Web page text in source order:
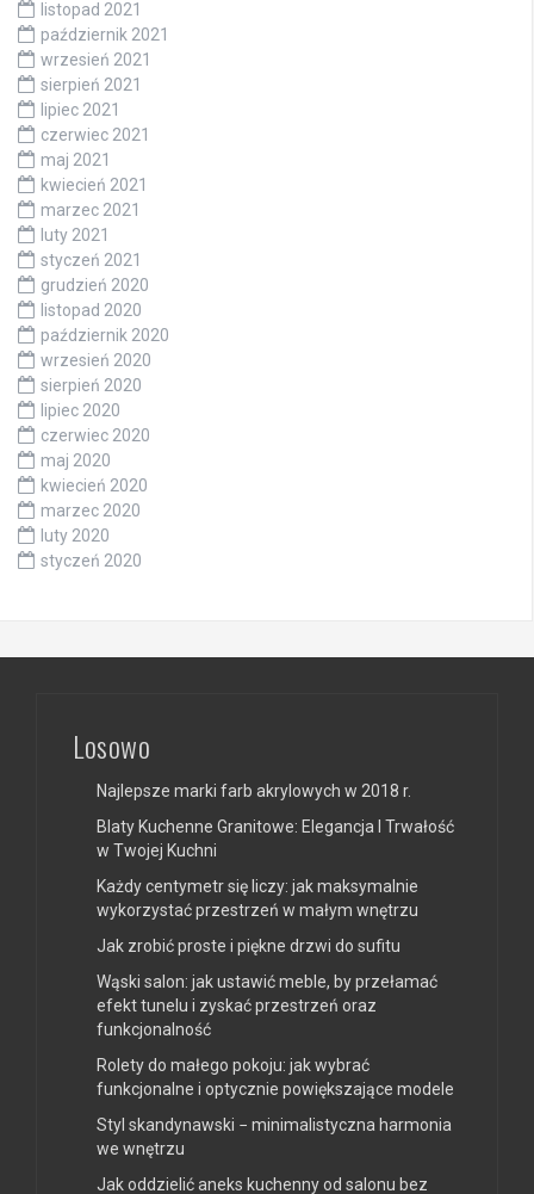
listopad 2021
październik 2021
wrzesień 2021
sierpień 2021
lipiec 2021
czerwiec 2021
maj 2021
kwiecień 2021
marzec 2021
luty 2021
styczeń 2021
grudzień 2020
listopad 2020
październik 2020
wrzesień 2020
sierpień 2020
lipiec 2020
czerwiec 2020
maj 2020
kwiecień 2020
marzec 2020
luty 2020
styczeń 2020
Losowo
Najlepsze marki farb akrylowych w 2018 r.
Blaty Kuchenne Granitowe: Elegancja I Trwałość
w Twojej Kuchni
Każdy centymetr się liczy: jak maksymalnie
wykorzystać przestrzeń w małym wnętrzu
Jak zrobić proste i piękne drzwi do sufitu
Wąski salon: jak ustawić meble, by przełamać
efekt tunelu i zyskać przestrzeń oraz
funkcjonalność
Rolety do małego pokoju: jak wybrać
funkcjonalne i optycznie powiększające modele
Styl skandynawski − minimalistyczna harmonia
we wnętrzu
Jak oddzielić aneks kuchenny od salonu bez